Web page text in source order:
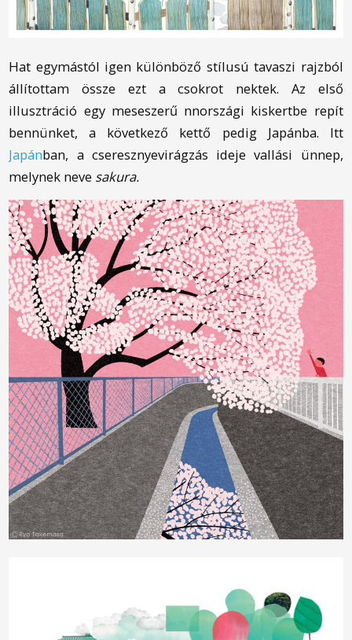
Hat egymástól igen különböző stílusú tavaszi rajzból
állítottam össze ezt a csokrot nektek. Az első
illusztráció egy meseszerű finnországi kiskertbe repít
bennünket, a következő kettő pedig Japánba. Itt
Japánban, a cseresznyevirágzás ideje vallási ünnep,
melynek neve sakura.